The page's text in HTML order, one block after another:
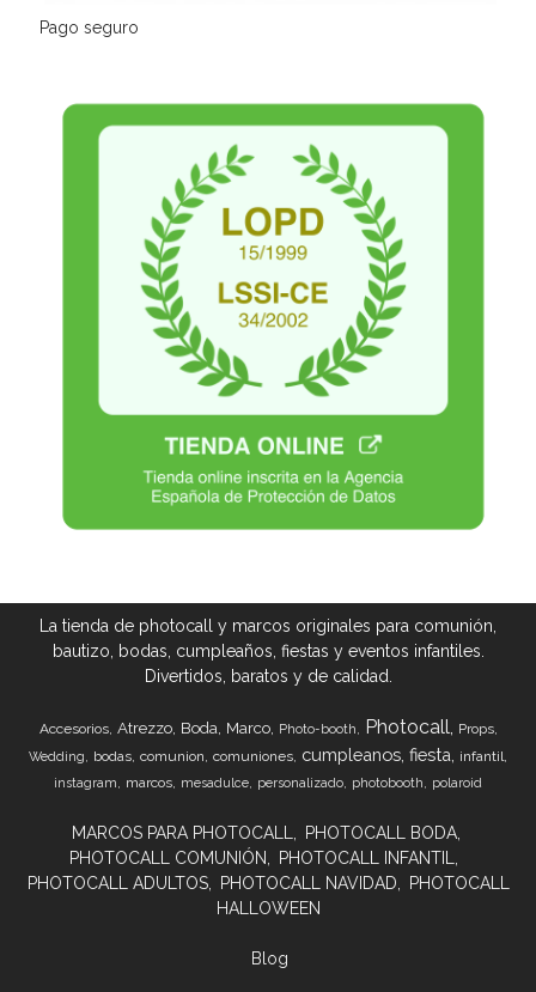
Pago seguro
La tienda de photocall y marcos originales para comunión,
bautizo, bodas, cumpleaños, fiestas y eventos infantiles.
Divertidos, baratos y de calidad.
Accesorios Atrezzo Boda Marco Photo-booth Photocall Props
Wedding bodas comunion comuniones cumpleanos fiesta infantil
instagram marcos mesadulce personalizado photobooth polaroid
MARCOS PARA PHOTOCALL
PHOTOCALL BODA
PHOTOCALL COMUNIÓN
PHOTOCALL INFANTIL
PHOTOCALL ADULTOS
PHOTOCALL NAVIDAD
PHOTOCALL
HALLOWEEN
Blog